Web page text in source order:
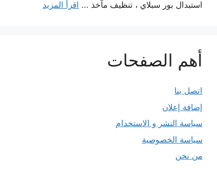
استبدال بور سبلاي ، تنظيف مآخذ ... اقرأ المزيد
أهم الصفحات
اتصل بنا
إضافة إعلان
سياسة النشر و الاستخدام
سياسة الخصوصية
من نحن